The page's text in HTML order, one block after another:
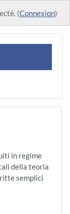
(Connexion)
in regime
della teoria
semplici